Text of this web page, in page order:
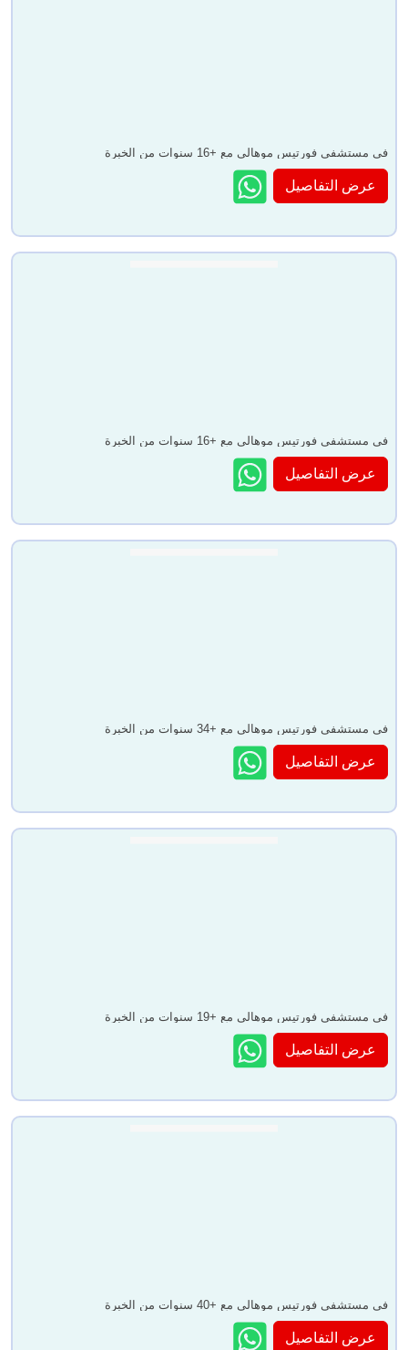
في مستشفى فورتيس موهالي مع +16 سنوات من الخبرة
عرض التفاصيل
في مستشفى فورتيس موهالي مع +16 سنوات من الخبرة
عرض التفاصيل
في مستشفى فورتيس موهالي مع +34 سنوات من الخبرة
عرض التفاصيل
في مستشفى فورتيس موهالي مع +19 سنوات من الخبرة
عرض التفاصيل
في مستشفى فورتيس موهالي مع +40 سنوات من الخبرة
عرض التفاصيل